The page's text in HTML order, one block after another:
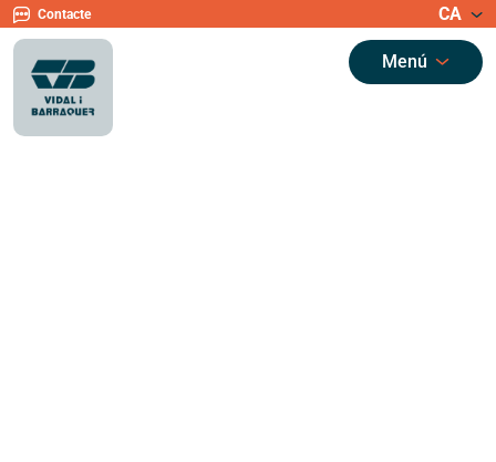
Contacte CA
Menú